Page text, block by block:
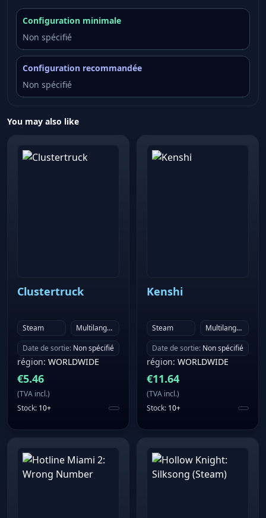
Configuration minimale
Non spécifié
Configuration recommandée
Non spécifié
You may also like
Clustertruck
Steam
Multilanguage
Date de sortie: Non spécifié
région: WORLDWIDE
€5.46
(TVA incl.)
Stock: 10+
Kenshi
Steam
Multilanguage
Date de sortie: Non spécifié
région: WORLDWIDE
€11.64
(TVA incl.)
Stock: 10+